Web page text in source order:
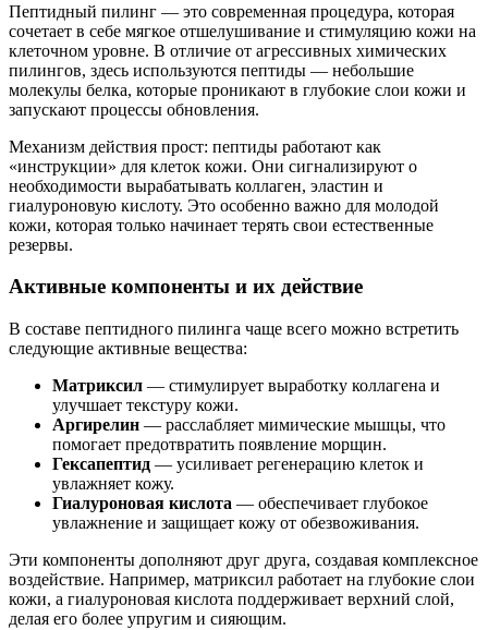
Пептидный пилинг — это современная процедура, которая
сочетает в себе мягкое отшелушивание и стимуляцию кожи на
клеточном уровне. В отличие от агрессивных химических
пилингов, здесь используются пептиды — небольшие
молекулы белка, которые проникают в глубокие слои кожи и
запускают процессы обновления.
Механизм действия прост: пептиды работают как
«инструкции» для клеток кожи. Они сигнализируют о
необходимости вырабатывать коллаген, эластин и
гиалуроновую кислоту. Это особенно важно для молодой
кожи, которая только начинает терять свои естественные
резервы.
Активные компоненты и их действие
В составе пептидного пилинга чаще всего можно встретить
следующие активные вещества:
Матриксил — стимулирует выработку коллагена и
улучшает текстуру кожи.
Аргирелин — расслабляет мимические мышцы, что
помогает предотвратить появление морщин.
Гексапептид — усиливает регенерацию клеток и
увлажняет кожу.
Гиалуроновая кислота — обеспечивает глубокое
увлажнение и защищает кожу от обезвоживания.
Эти компоненты дополняют друг друга, создавая комплексное
воздействие. Например, матриксил работает на глубокие слои
кожи, а гиалуроновая кислота поддерживает верхний слой,
делая его более упругим и сияющим.